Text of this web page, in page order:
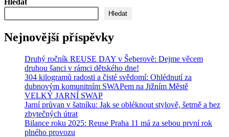
centra
na
11!
Hledat
Hledat
Nejnovější příspěvky
Druhý ročník REUSE DAY v Šeberově: Dejme věcem
druhou šanci v rámci dětského dne!
304 kilogramů radosti a čisté svědomí: Ohlédnutí za
dubnovým komunitním SWAPem na Jižním Městě
VELKÝ JARNÍ SWAP
Jarní průvan v šatníku: Jak se obléknout stylově, šetrně a bez
zbytečných útrat
Bilance roku 2025: Reuse Praha 11 má za sebou první rok
plného provozu